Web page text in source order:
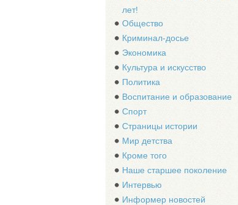
лет!
Общество
Криминал-досье
Экономика
Культура и искусство
Политика
Воспитание и образование
Спорт
Страницы истории
Мир детства
Кроме того
Наше старшее поколение
Интервью
Информер новостей